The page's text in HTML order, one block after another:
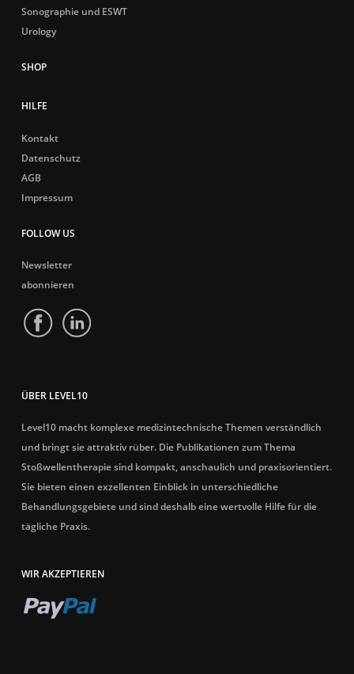
Sonographie und ESWT
Urology
HILFE
Kontakt
Datenschutz
AGB
Impressum
FOLLOW US
Newsletter
abonnieren
ÜBER LEVEL10
Level10 macht komplexe medizintechnische Themen verständlich
und bringt sie attraktiv rüber. Die Publikationen zum Thema
Stoßwellentherapie sind kompakt, anschaulich und praxisorientiert.
Sie bieten einen exzellenten Einblick in unterschiedliche
Behandlungsgebiete und sind deshalb eine wertvolle Hilfe für die
tägliche Praxis.
WIR AKZEPTIEREN